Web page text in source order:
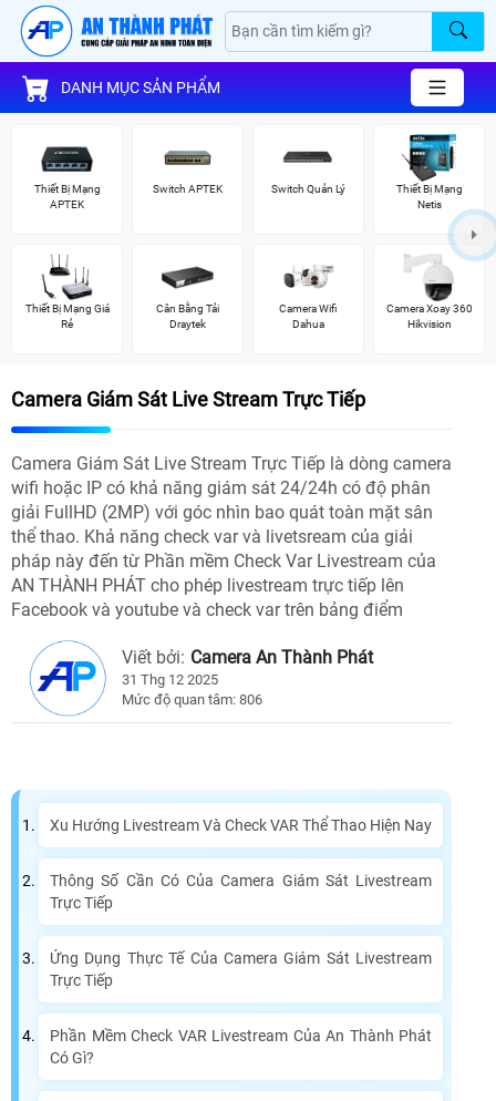
DANH MỤC SẢN PHẨM
Thiết Bị Mạng
APTEK
Switch APTEK Switch Quản Lý
Thiết Bị Mạng
Netis
Thiết Bị Mạng Giá
Rẻ
Cân Bằng Tải
Draytek
Camera Wifi
Dahua
Camera Xoay 360
Hikvision
Camera Giám Sát Live Stream Trực Tiếp
Camera Giám Sát Live Stream Trực Tiếp là dòng camera
wifi hoặc IP có khả năng giám sát 24/24h có độ phân
giải FullHD (2MP) với góc nhìn bao quát toàn mặt sân
thể thao. Khả năng check var và livetsream của giải
pháp này đến từ Phần mềm Check Var Livestream của
AN THÀNH PHÁT cho phép livestream trực tiếp lên
Facebook và youtube và check var trên bảng điểm
Viết bởi: Camera An Thành Phát
31 Thg 12 2025
Mức độ quan tâm: 806
Xu Hướng Livestream Và Check VAR Thể Thao Hiện Nay
Thông Số Cần Có Của Camera Giám Sát Livestream
Trực Tiếp
Ứng Dụng Thực Tế Của Camera Giám Sát Livestream
Trực Tiếp
Phần Mềm Check VAR Livestream Của An Thành Phát
Có Gì?